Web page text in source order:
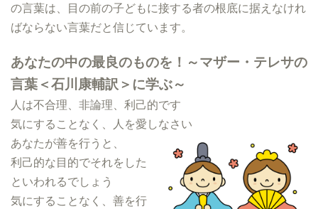
の言葉は、目の前の子どもに接する者の根底に据えなけれ
ばならない言葉だと信じています。
あなたの中の最良のものを！～マザー・テレサの
言葉＜石川康輔訳＞に学ぶ～
人は不合理、非論理、利己的です
気にすることなく、人を愛しなさい
あなたが善を行うと、
利己的な目的でそれをした
といわれるでしょう
気にすることなく、善を行